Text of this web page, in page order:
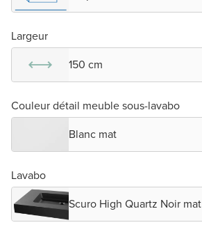
Largeur
150 cm
Couleur détail meuble sous-lavabo
Blanc mat
Lavabo
Scuro High Quartz Noir mat